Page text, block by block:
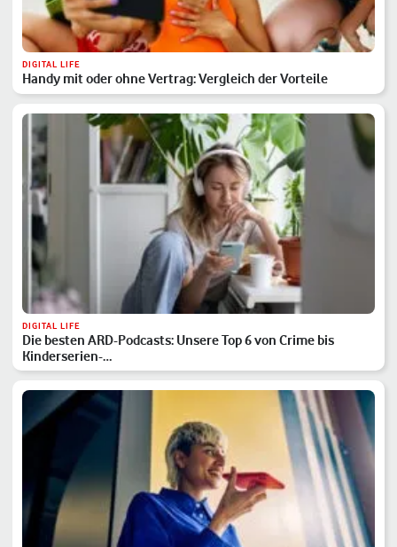
DIGITAL LIFE
Handy mit oder ohne Vertrag: Vergleich der Vorteile
DIGITAL LIFE
Die besten ARD-Podcasts: Unsere Top 6 von Crime bis
Kinderserien-…